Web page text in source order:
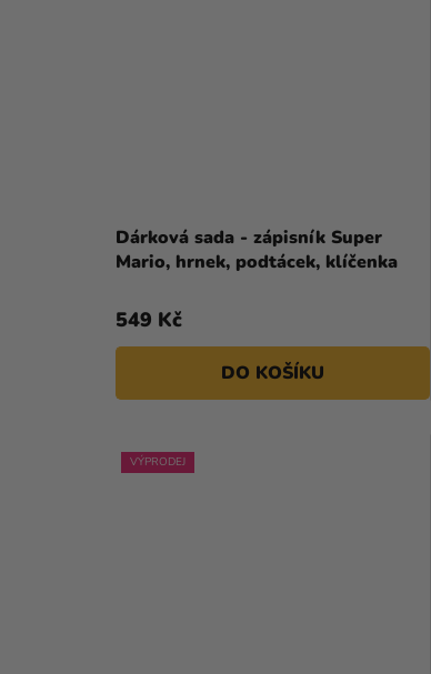
Dárková sada - zápisník Super
Mario, hrnek, podtácek, klíčenka
549 Kč
DO KOŠÍKU
VÝPRODEJ